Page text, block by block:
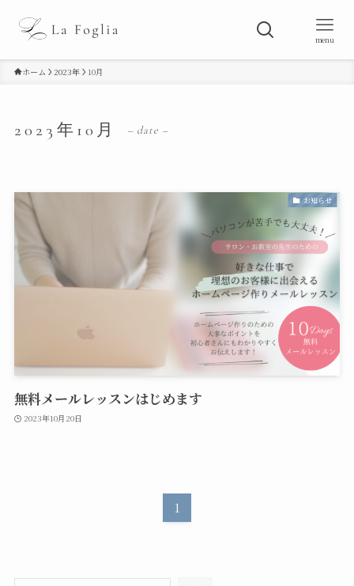
menu
ホーム 2023年 10月
2023年10月 – date –
お知らせ
無料メールレッスンはじめます
2023年10月20日
1